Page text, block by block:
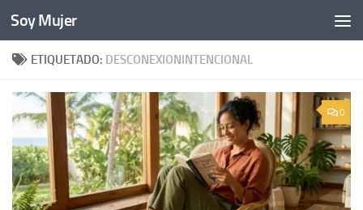
Bajo el contenido
Soy Mujer
ETIQUETADO: DESCONEXIONINTENCIONAL
0